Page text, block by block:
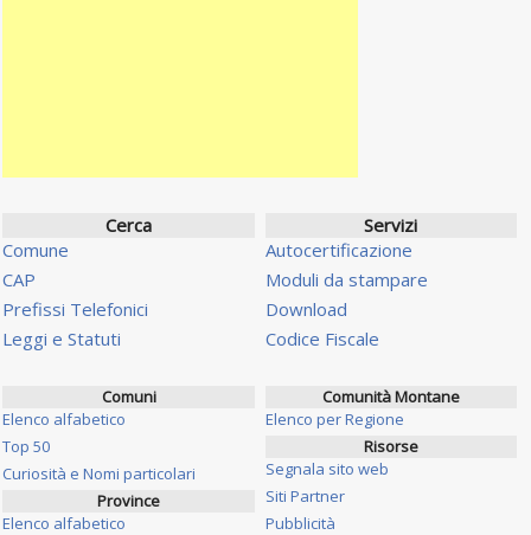
Cerca
Comune
CAP
Prefissi Telefonici
Leggi e Statuti
Servizi
Autocertificazione
Moduli da stampare
Download
Codice Fiscale
Comuni
Elenco alfabetico
Top 50
Curiosità e Nomi particolari
Province
Elenco alfabetico
Comunità Montane
Elenco per Regione
Risorse
Segnala sito web
Siti Partner
Pubblicità